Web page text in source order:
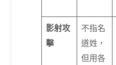
影射攻
擊
不指名
道姓，
但用各